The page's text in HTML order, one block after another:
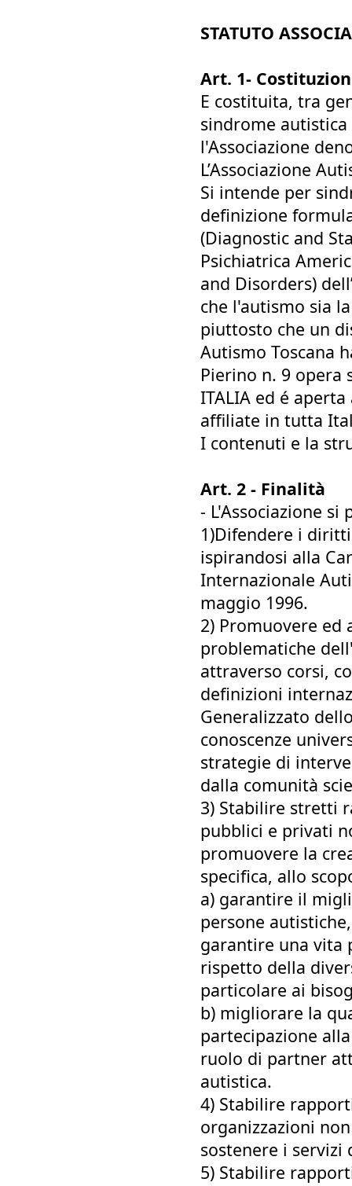
STATUTO
Art. 1-
E costituita, tra
sindrome
l'Associazione
L’Associazione
Si intende per
definizione
(Diagnostic and
Psichiatrica
and Disorders)
che l'autismo sia
piuttosto che un
Autismo Toscana
Pierino n. 9 opera
ITALIA ed é
affiliate in tutta
I contenuti e la
Art. 2 - Finalità
- L'Associazione si
1)Difendere i
ispirandosi alla
Internazionale
maggio 1996.
2) Promuovere
problematiche
attraverso corsi,
definizioni
Generalizzato
conoscenze
strategie di
dalla comunità
3) Stabilire stretti
pubblici e privati
promuovere la
specifica, allo
a) garantire il
persone
garantire una vita
rispetto della
particolare ai
b) migliorare la
partecipazione
ruolo di partner
autistica.
4) Stabilire
organizzazioni
sostenere i servizi
5) Stabilire